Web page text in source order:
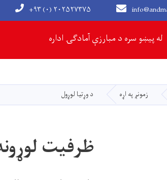
له پیښو سره د مبارزې آمادګۍ اداره
+۹۳ (۰) ۲۰۲۵۲۷۳۷۵
Main
زمونږ په اړه د وړتیا لوړول
ظرفیت